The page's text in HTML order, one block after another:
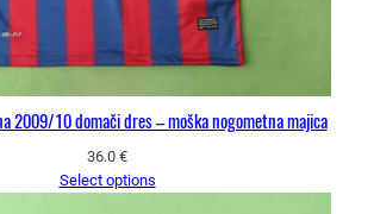
2009/10 domači dres – moška nogometna majica
36.0 €
Select options